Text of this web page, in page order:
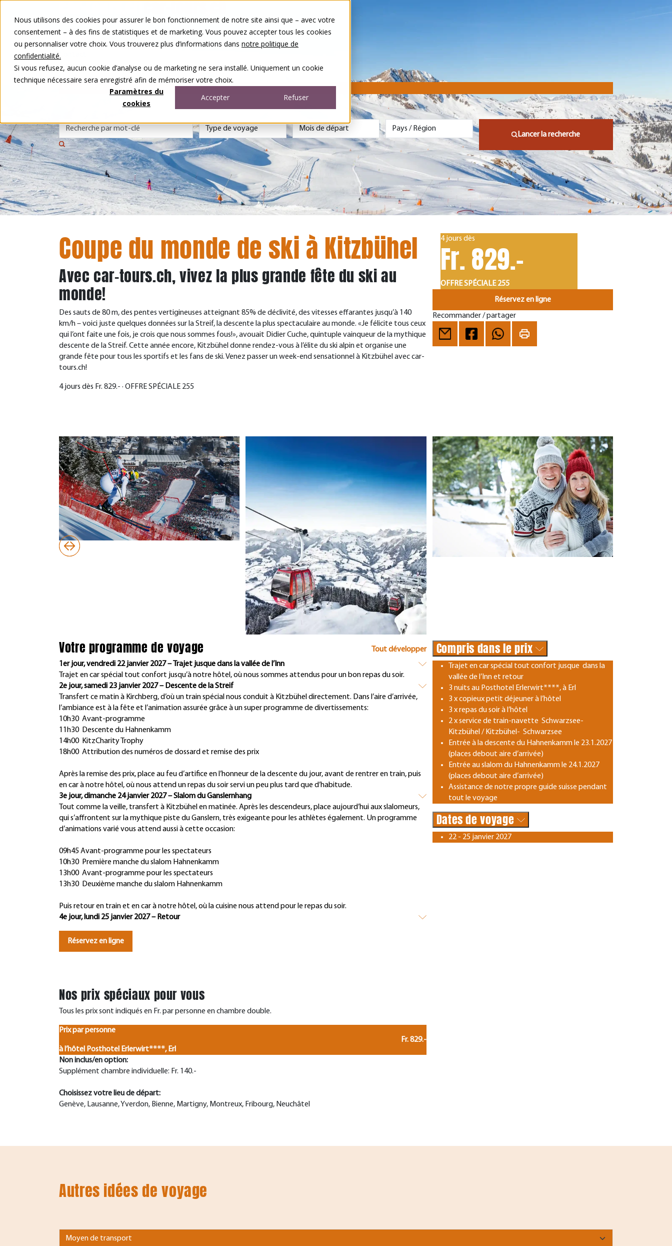
Nous utilisons des cookies pour assurer le bon fonctionnement de notre site ainsi que – avec votre
consentement – à des fins de statistiques et de marketing. Vous pouvez accepter tous les cookies
ou personnaliser votre choix. Vous trouverez plus d’informations dans notre politique de
confidentialité.
Si vous refusez, aucun cookie d’analyse ou de marketing ne sera installé. Uniquement un cookie
technique nécessaire sera enregistré afin de mémoriser votre choix.
Paramètres du
cookies
Accepter Refuser
Nos voyages
Autour du voyage
A notre sujet
Concours
FR
Lancer la recherche
Coupe du monde de ski à Kitzbühel
Avec car-tours.ch, vivez la plus grande fête du ski au
monde!
Des sauts de 80 m, des pentes vertigineuses atteignant 85% de déclivité, des vitesses effarantes jusqu’à 140
km/h – voici juste quelques données sur la Streif, la descente la plus spectaculaire au monde. «Je félicite tous ceux
qui l’ont faite une fois, je crois que nous sommes fous!», avouait Didier Cuche, quintuple vainqueur de la mythique
descente de la Streif. Cette année encore, Kitzbühel donne rendez-vous à l’élite du ski alpin et organise une
grande fête pour tous les sportifs et les fans de ski. Venez passer un week-end sensationnel à Kitzbühel avec car-
tours.ch!
4 jours dès Fr. 829.- · OFFRE SPÉCIALE 255
4 jours dès
Fr. 829.-
OFFRE SPÉCIALE 255
Réservez en ligne
Recommander / partager
Votre programme de voyage
Tout développer
1er jour, vendredi 22 janvier 2027 – Trajet jusque dans la vallée de l’Inn
Trajet en car spécial tout confort jusqu’à notre hôtel, où nous sommes attendus pour un bon repas du soir.
2e jour, samedi 23 janvier 2027 – Descente de la Streif
Transfert ce matin à Kirchberg, d’où un train spécial nous conduit à Kitzbühel directement. Dans l’aire d’arrivée,
l’ambiance est à la fête et l’animation assurée grâce à un super programme de divertissements:
10h30 Avant-programme
11h30 Descente du Hahnenkamm
14h00 KitzCharity Trophy
18h00 Attribution des numéros de dossard et remise des prix
Après la remise des prix, place au feu d’artifice en l’honneur de la descente du jour, avant de rentrer en train, puis
en car à notre hôtel, où nous attend un repas du soir servi un peu plus tard que d’habitude.
3e jour, dimanche 24 janvier 2027 – Slalom du Ganslernhang
Tout comme la veille, transfert à Kitzbühel en matinée. Après les descendeurs, place aujourd’hui aux slalomeurs,
qui s’affrontent sur la mythique piste du Ganslern, très exigeante pour les athlètes également. Un programme
d’animations varié vous attend aussi à cette occasion:
09h45 Avant-programme pour les spectateurs
10h30 Première manche du slalom Hahnenkamm
13h00 Avant-programme pour les spectateurs
13h30 Deuxième manche du slalom Hahnenkamm
Puis retour en train et en car à notre hôtel, où la cuisine nous attend pour le repas du soir.
4e jour, lundi 25 janvier 2027 – Retour
Réservez en ligne
Nos prix spéciaux pour vous
Tous les prix sont indiqués en Fr. par personne en chambre double.
Prix par personne
à l’hôtel Posthotel Erlerwirt****, Erl
Fr. 829.-
Non inclus/en option:
Supplément chambre individuelle: Fr. 140.-
Choisissez votre lieu de départ:
Genève, Lausanne, Yverdon, Bienne, Martigny, Montreux, Fribourg, Neuchâtel
Compris dans le prix
Trajet en car spécial tout confort jusque dans la
vallée de l’Inn et retour
3 nuits au Posthotel Erlerwirt****, à Erl
3 x copieux petit déjeuner à l’hôtel
3 x repas du soir à l’hôtel
2 x service de train-navette Schwarzsee-
Kitzbühel / Kitzbühel- Schwarzsee
Entrée à la descente du Hahnenkamm le 23.1.2027
(places debout aire d’arrivée)
Entrée au slalom du Hahnenkamm le 24.1.2027
(places debout aire d’arrivée)
Assistance de notre propre guide suisse pendant
tout le voyage
Dates de voyage
22 - 25 janvier 2027
Autres idées de voyage